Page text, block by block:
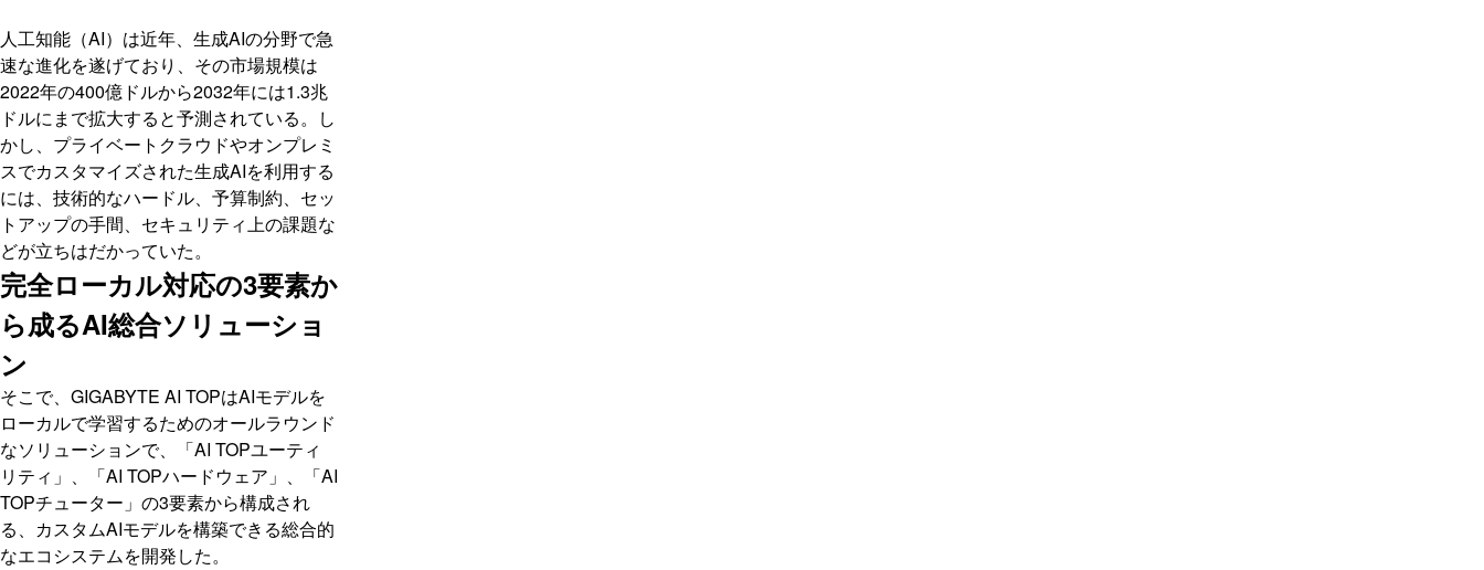
人工知能（AI）は近年、生成AIの分野で急
速な進化を遂げており、その市場規模は
2022年の400億ドルから2032年には1.3兆
ドルにまで拡大すると予測されている。し
かし、プライベートクラウドやオンプレミ
スでカスタマイズされた生成AIを利用する
には、技術的なハードル、予算制約、セッ
トアップの手間、セキュリティ上の課題な
どが立ちはだかっていた。
完全ローカル対応の3要素か
ら成るAI総合ソリューショ
ン
そこで、GIGABYTE AI TOPはAIモデルを
ローカルで学習するためのオールラウンド
なソリューションで、「AI TOPユーティ
リティ」、「AI TOPハードウェア」、「AI
TOPチューター」の3要素から構成され
る、カスタムAIモデルを構築できる総合的
なエコシステムを開発した。